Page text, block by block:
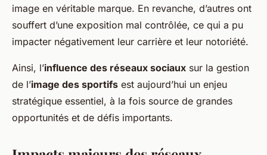
image en véritable marque. En revanche, d’autres ont
souffert d’une exposition mal contrôlée, ce qui a pu
impacter négativement leur carrière et leur notoriété.
Ainsi, l’influence des réseaux sociaux sur la gestion
de l’image des sportifs est aujourd’hui un enjeu
stratégique essentiel, à la fois source de grandes
opportunités et de défis importants.